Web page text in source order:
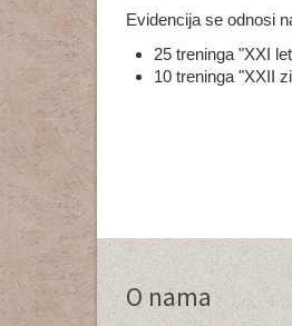
Evidencija se odnosi
25 treninga "XXI
10 treninga "XXII
O nama